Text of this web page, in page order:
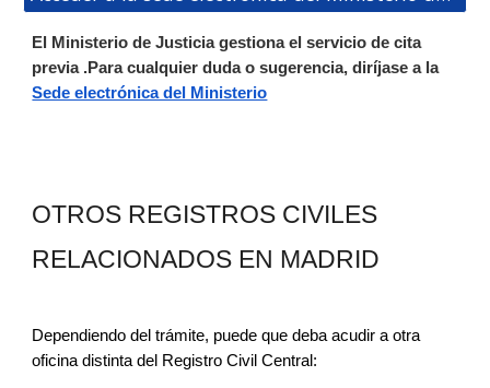
El Ministerio de Justicia gestiona el servicio de cita
previa .Para cualquier duda o sugerencia, diríjase a la
Sede electrónica del Ministerio
OTROS REGISTROS CIVILES
RELACIONADOS EN MADRID
Dependiendo del trámite, puede que deba acudir a otra
oficina distinta del Registro Civil Central: